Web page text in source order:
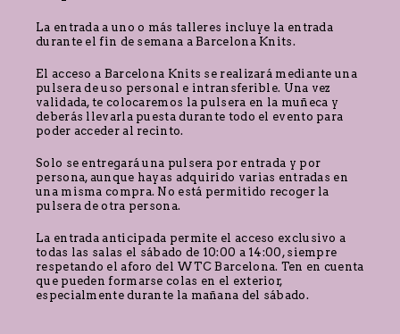
La entrada a uno o más talleres incluye la entrada
durante el fin de semana a Barcelona Knits.
El acceso a Barcelona Knits se realizará mediante una
pulsera de uso personal e intransferible. Una vez
validada, te colocaremos la pulsera en la muñeca y
deberás llevarla puesta durante todo el evento para
poder acceder al recinto.
Solo se entregará una pulsera por entrada y por
persona, aunque hayas adquirido varias entradas en
una misma compra. No está permitido recoger la
pulsera de otra persona.
La entrada anticipada permite el acceso exclusivo a
todas las salas el sábado de 10:00 a 14:00, siempre
respetando el aforo del WTC Barcelona. Ten en cuenta
que pueden formarse colas en el exterior,
especialmente durante la mañana del sábado.